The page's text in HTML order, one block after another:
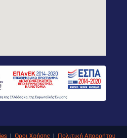
Όροι Χρήσης Πολιτική Απορρήτου